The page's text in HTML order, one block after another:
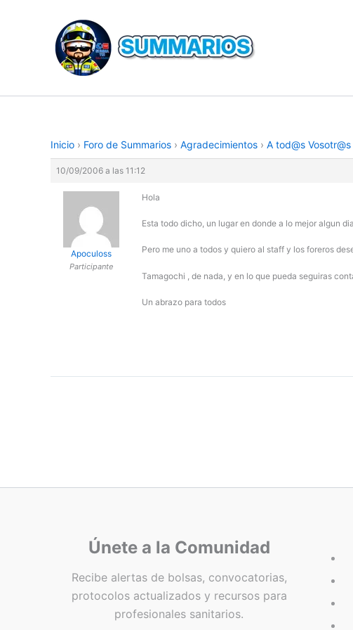
contenido
Inicio › Foro de Summarios › Agradecimientos › A tod@s
10/09/2006 a las 11:12
Apoculoss
Participante
Hola
Esta todo dicho, un lugar en donde a lo mejor algun
Pero me uno a todos y quiero al staff y los foreros
Tamagochi , de nada, y en lo que pueda seguiras
Un abrazo para todos
Únete a la Comunidad
Recibe alertas de bolsas, convocatorias,
protocolos actualizados y recursos para
profesionales sanitarios.